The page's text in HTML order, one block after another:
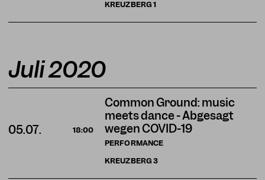
KREUZBERG1
Juli 2020
Common Ground: music
meets dance - Abgesagt
wegen COVID-19
PERFORMANCE
05.07. 18:00
KREUZBERG3